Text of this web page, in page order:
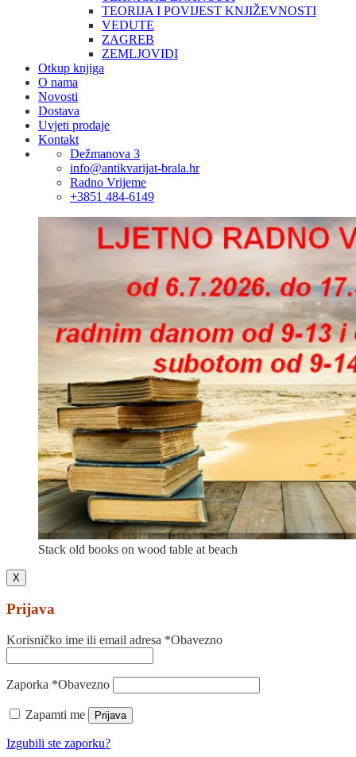
TEORIJA I POVIJEST KNJIŽEVNOSTI
VEDUTE
ZAGREB
ZEMLJOVIDI
Otkup knjiga
O nama
Novosti
Dostava
Uvjeti prodaje
Kontakt
Dežmanova 3
info@antikvarijat-brala.hr
Radno Vrijeme
+3851 484-6149
Stack old books on wood table at beach
X
Prijava
Korisničko ime ili email adresa *Obavezno
Zaporka *Obavezno
Zapamti me Prijava
Izgubili ste zaporku?